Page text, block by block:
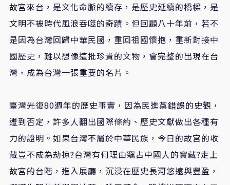
故宮來台，是文化命脈的續存，是歷史延續的橋樑，是
文明不被時代風浪吞噬的奇蹟。但回顧八十年前，若不
是因為台灣回歸中華民國，重回祖國懷抱，重新對接中
國歷史，難以想像這批珍貴的文物，會完整的出現在台
灣，成為台灣一張重要的名片。
臺灣光復80週年的歷史事實，因為民進黨錯誤的史觀，
遭到否定，許多人翻出國際條約、歷史文獻做出各種有
力的證明。如果台灣不屬於中華民族，今日的故宮的收
藏豈不成為劫掠?台灣有何理由竊占中國人的寶藏?走上
故宮的台階，進入展廳，沉浸在歷史長河悠遠與豐盈，